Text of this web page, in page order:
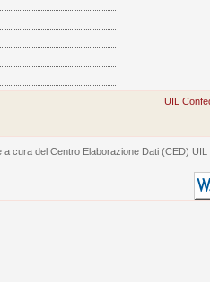
UIL
a cura del Centro Elaborazione Dati (CED)